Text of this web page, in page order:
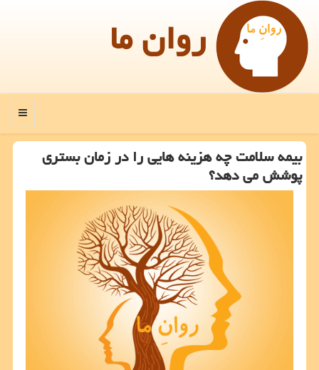
روان ما
منو
بیمه سلامت چه هزینه هایی را در زمان بستری
پوشش می دهد؟